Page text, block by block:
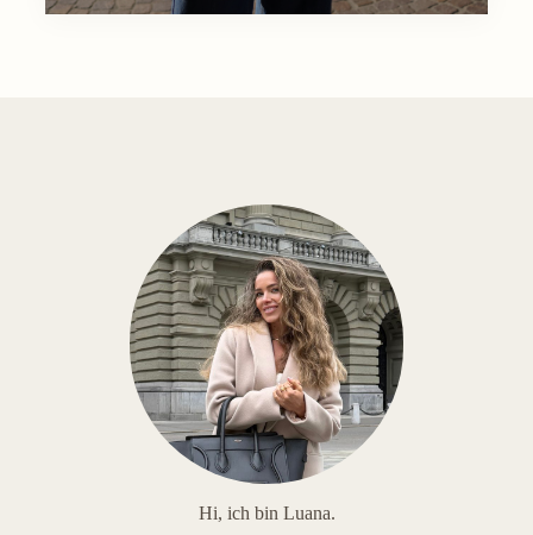
Hi, ich bin Luana.